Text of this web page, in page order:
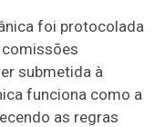
foi protocolada
comissões
submetida à
funciona como a
as regras